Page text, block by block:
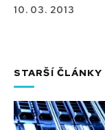
10. 03. 2013
STARŠÍ ČLÁNKY